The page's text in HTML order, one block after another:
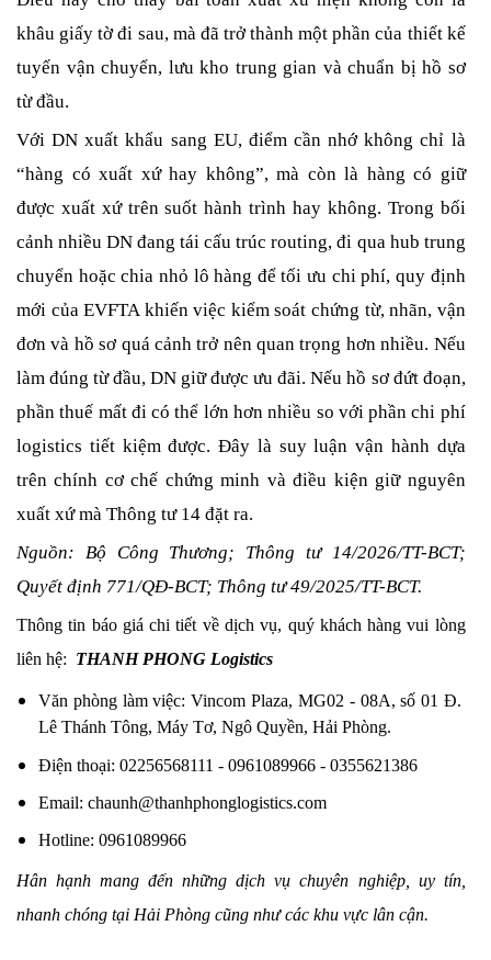
khâu giấy tờ đi sau, mà đã trở thành một phần của thiết kế
tuyến vận chuyển, lưu kho trung gian và chuẩn bị hồ sơ
từ đầu.
Với DN xuất khẩu sang EU, điểm cần nhớ không chỉ là
“hàng có xuất xứ hay không”, mà còn là hàng có giữ
được xuất xứ trên suốt hành trình hay không. Trong bối
cảnh nhiều DN đang tái cấu trúc routing, đi qua hub trung
chuyển hoặc chia nhỏ lô hàng để tối ưu chi phí, quy định
mới của EVFTA khiến việc kiểm soát chứng từ, nhãn, vận
đơn và hồ sơ quá cảnh trở nên quan trọng hơn nhiều. Nếu
làm đúng từ đầu, DN giữ được ưu đãi. Nếu hồ sơ đứt đoạn,
phần thuế mất đi có thể lớn hơn nhiều so với phần chi phí
logistics tiết kiệm được. Đây là suy luận vận hành dựa
trên chính cơ chế chứng minh và điều kiện giữ nguyên
xuất xứ mà Thông tư 14 đặt ra.
Nguồn: Bộ Công Thương; Thông tư 14/2026/TT-BCT;
Quyết định 771/QĐ-BCT; Thông tư 49/2025/TT-BCT.
Thông tin báo giá chi tiết về dịch vụ, quý khách hàng vui lòng
liên hệ: THANH PHONG Logistics
Văn phòng làm việc: Vincom Plaza, MG02 - 08A, số 01 Đ.
Lê Thánh Tông, Máy Tơ, Ngô Quyền, Hải Phòng.
Điện thoại: 02256568111 - 0961089966 - 0355621386
Email: chaunh@thanhphonglogistics.com
Hotline: 0961089966
Hân hạnh mang đến những dịch vụ chuyên nghiệp, uy tín,
nhanh chóng tại Hải Phòng cũng như các khu vực lân cận.